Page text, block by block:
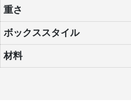
重さ
ボックススタイル
材料